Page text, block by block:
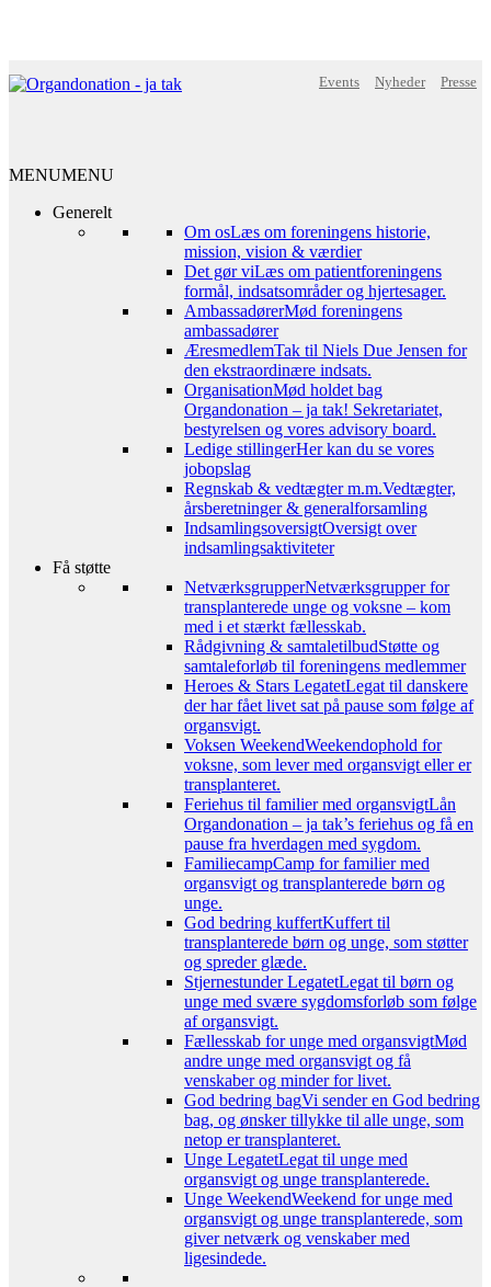
Events Nyheder Presse
MENUMENU
Generelt
Om osLæs om foreningens historie,
mission, vision & værdier
Det gør viLæs om patientforeningens
formål, indsatsområder og hjertesager.
AmbassadørerMød foreningens
ambassadører
ÆresmedlemTak til Niels Due Jensen for
den ekstraordinære indsats.
OrganisationMød holdet bag
Organdonation – ja tak! Sekretariatet,
bestyrelsen og vores advisory board.
Ledige stillingerHer kan du se vores
jobopslag
Regnskab & vedtægter m.m.Vedtægter,
årsberetninger & generalforsamling
IndsamlingsoversigtOversigt over
indsamlingsaktiviteter
Få støtte
NetværksgrupperNetværksgrupper for
transplanterede unge og voksne – kom
med i et stærkt fællesskab.
Rådgivning & samtaletilbudStøtte og
samtaleforløb til foreningens medlemmer
Heroes & Stars LegatetLegat til danskere
der har fået livet sat på pause som følge af
organsvigt.
Voksen WeekendWeekendophold for
voksne, som lever med organsvigt eller er
transplanteret.
Feriehus til familier med organsvigtLån
Organdonation – ja tak’s feriehus og få en
pause fra hverdagen med sygdom.
FamiliecampCamp for familier med
organsvigt og transplanterede børn og
unge.
God bedring kuffertKuffert til
transplanterede børn og unge, som støtter
og spreder glæde.
Stjernestunder LegatetLegat til børn og
unge med svære sygdomsforløb som følge
af organsvigt.
Fællesskab for unge med organsvigtMød
andre unge med organsvigt og få
venskaber og minder for livet.
God bedring bagVi sender en God bedring
bag, og ønsker tillykke til alle unge, som
netop er transplanteret.
Unge LegatetLegat til unge med
organsvigt og unge transplanterede.
Unge WeekendWeekend for unge med
organsvigt og unge transplanterede, som
giver netværk og venskaber med
ligesindede.